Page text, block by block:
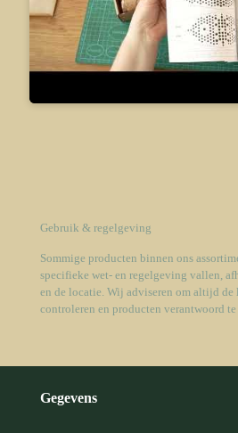
Gebruik & regelgeving
Sommige producten binnen ons
specifieke wet- en regelgeving vallen,
en de locatie. Wij adviseren om altijd de
controleren en producten verantwoord
Gegevens